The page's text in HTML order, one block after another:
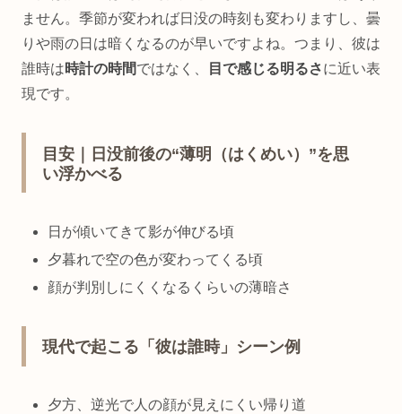
ません。季節が変われば日没の時刻も変わりますし、曇
りや雨の日は暗くなるのが早いですよね。つまり、彼は
誰時は時計の時間ではなく、 目で感じる明るさに近い表
現です。
目安｜日没前後の“薄明（はくめい）”を思
い浮かべる
日が傾いてきて影が伸びる頃
夕暮れで空の色が変わってくる頃
顔が判別しにくくなるくらいの薄暗さ
現代で起こる「彼は誰時」シーン例
夕方、逆光で人の顔が見えにくい帰り道